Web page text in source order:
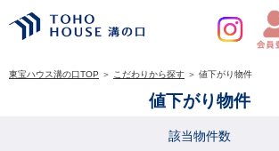
東宝ハウス溝の口TOP ＞ こだわりから探す ＞ 値下がり物件
値下がり物件
該当物件数